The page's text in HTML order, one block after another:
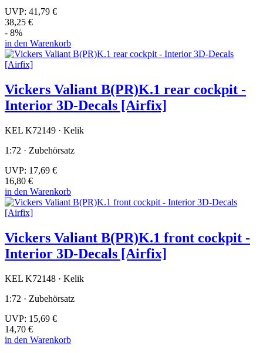
UVP: 41,79 €
38,25 €
- 8%
in den Warenkorb
Vickers Valiant B(PR)K.1 rear cockpit -
Interior 3D-Decals [Airfix]
KEL K72149 · Kelik
1:72 · Zubehörsatz
UVP: 17,69 €
16,80 €
in den Warenkorb
Vickers Valiant B(PR)K.1 front cockpit -
Interior 3D-Decals [Airfix]
KEL K72148 · Kelik
1:72 · Zubehörsatz
UVP: 15,69 €
14,70 €
in den Warenkorb